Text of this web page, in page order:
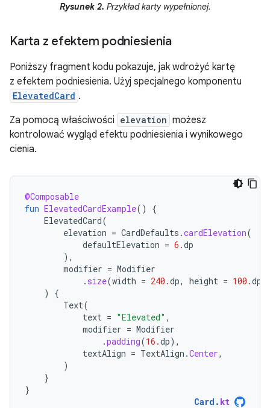
Rysunek 2. Przykład karty wypełnionej.
Karta z efektem podniesienia
Poniższy fragment kodu pokazuje, jak wdrożyć kartę
z efektem podniesienia. Użyj specjalnego komponentu
ElevatedCard .
Za pomocą właściwości elevation możesz
kontrolować wygląd efektu podniesienia i wynikowego
cienia.
@Composable
fun ElevatedCardExample()
{
ElevatedCard(
elevation = CardDefaults .cardElevation(
defaultElevation = 6.dp
),
modifier = Modifier
. size(width = 240.dp, height = 100.dp
)
{
Text(
text = "Elevated" ,
modifier = Modifier
.padding(16.dp),
textAlign = TextAlign .Center,
)
}
}
Card . kt